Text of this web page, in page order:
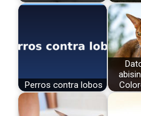
Perros contra lobos